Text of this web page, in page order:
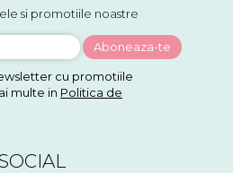
si promotiile noastre
cu promotiile
multe in Politica de